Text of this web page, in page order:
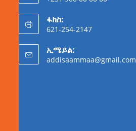
ፋክስ:
621-254-2147
ኢሜይል:
addisaammaa@gmail.com